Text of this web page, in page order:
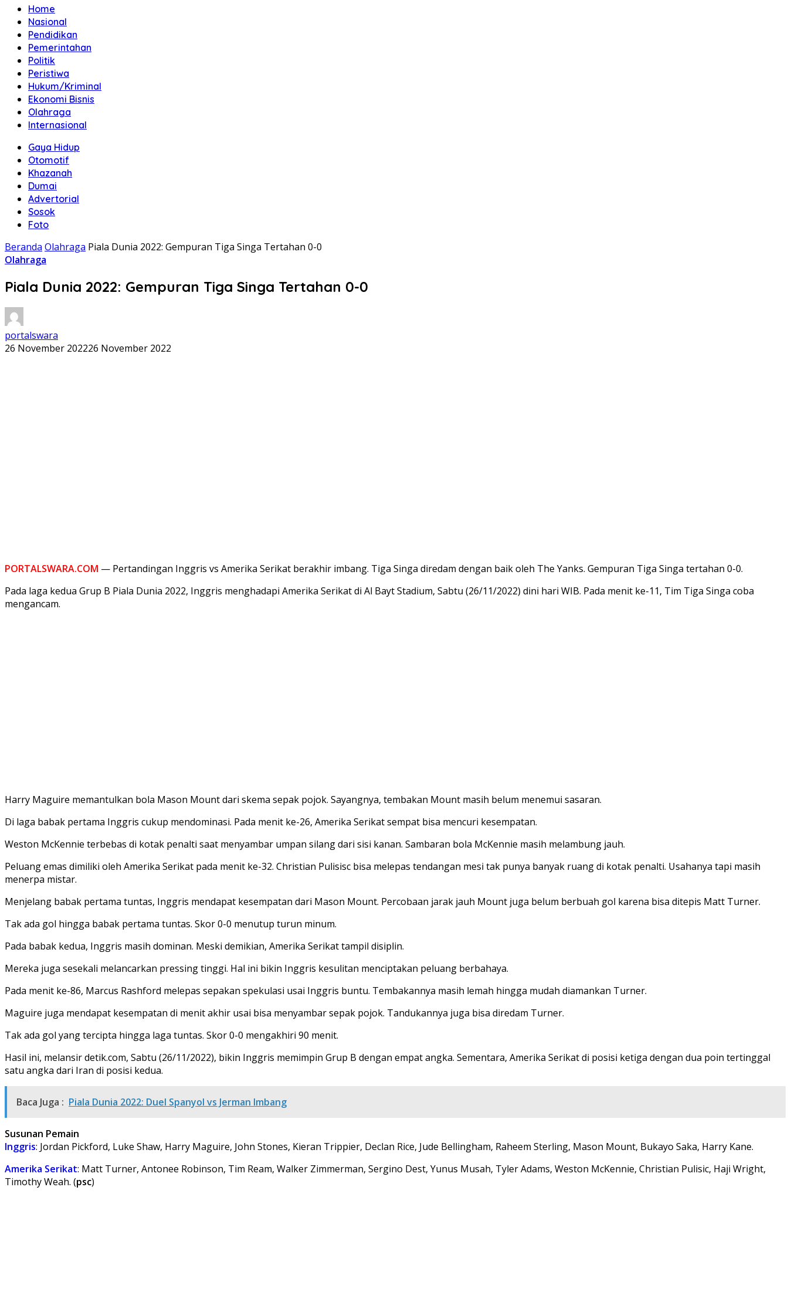
Home
Nasional
Pendidikan
Pemerintahan
Politik
Peristiwa
Hukum/Kriminal
Ekonomi Bisnis
Olahraga
Internasional
Gaya Hidup
Otomotif
Khazanah
Dumai
Advertorial
Sosok
Foto
Beranda Olahraga Piala Dunia 2022: Gempuran Tiga Singa Tertahan 0-0
Olahraga
Piala Dunia 2022: Gempuran Tiga Singa Tertahan 0-0
portalswara
26 November 202226 November 2022
PORTALSWARA.COM — Pertandingan Inggris vs Amerika Serikat berakhir imbang. Tiga Singa diredam dengan baik oleh The Yanks. Gempuran Tiga Singa tertahan 0-0.
Pada laga kedua Grup B Piala Dunia 2022, Inggris menghadapi Amerika Serikat di Al Bayt Stadium, Sabtu (26/11/2022) dini hari WIB. Pada menit ke-11, Tim Tiga Singa coba
mengancam.
Harry Maguire memantulkan bola Mason Mount dari skema sepak pojok. Sayangnya, tembakan Mount masih belum menemui sasaran.
Di laga babak pertama Inggris cukup mendominasi. Pada menit ke-26, Amerika Serikat sempat bisa mencuri kesempatan.
Weston McKennie terbebas di kotak penalti saat menyambar umpan silang dari sisi kanan. Sambaran bola McKennie masih melambung jauh.
Peluang emas dimiliki oleh Amerika Serikat pada menit ke-32. Christian Pulisisc bisa melepas tendangan mesi tak punya banyak ruang di kotak penalti. Usahanya tapi masih
menerpa mistar.
Menjelang babak pertama tuntas, Inggris mendapat kesempatan dari Mason Mount. Percobaan jarak jauh Mount juga belum berbuah gol karena bisa ditepis Matt Turner.
Tak ada gol hingga babak pertama tuntas. Skor 0-0 menutup turun minum.
Pada babak kedua, Inggris masih dominan. Meski demikian, Amerika Serikat tampil disiplin.
Mereka juga sesekali melancarkan pressing tinggi. Hal ini bikin Inggris kesulitan menciptakan peluang berbahaya.
Pada menit ke-86, Marcus Rashford melepas sepakan spekulasi usai Inggris buntu. Tembakannya masih lemah hingga mudah diamankan Turner.
Maguire juga mendapat kesempatan di menit akhir usai bisa menyambar sepak pojok. Tandukannya juga bisa diredam Turner.
Tak ada gol yang tercipta hingga laga tuntas. Skor 0-0 mengakhiri 90 menit.
Hasil ini, melansir detik.com, Sabtu (26/11/2022), bikin Inggris memimpin Grup B dengan empat angka. Sementara, Amerika Serikat di posisi ketiga dengan dua poin tertinggal
satu angka dari Iran di posisi kedua.
Baca Juga : Piala Dunia 2022: Duel Spanyol vs Jerman Imbang
Susunan Pemain
Inggris: Jordan Pickford, Luke Shaw, Harry Maguire, John Stones, Kieran Trippier, Declan Rice, Jude Bellingham, Raheem Sterling, Mason Mount, Bukayo Saka, Harry Kane.
Amerika Serikat: Matt Turner, Antonee Robinson, Tim Ream, Walker Zimmerman, Sergino Dest, Yunus Musah, Tyler Adams, Weston McKennie, Christian Pulisic, Haji Wright,
Timothy Weah. (psc)